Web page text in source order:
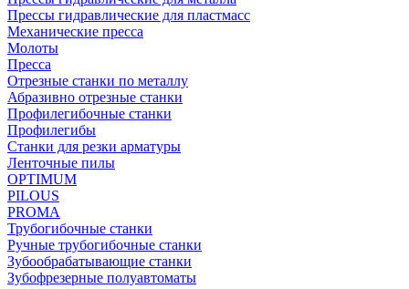
Прессы гидравлические для пластмасс
Механические пресса
Молоты
Пресса
Отрезные станки по металлу
Абразивно отрезные станки
Профилегибочные станки
Профилегибы
Станки для резки арматуры
Ленточные пилы
OPTIMUM
PILOUS
PROMA
Трубогибочные станки
Ручные трубогибочные станки
Зубообрабатывающие станки
Зубофрезерные полуавтоматы